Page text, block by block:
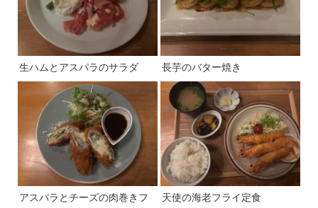
生ハムとアスパラのサラダ 長芋のバター焼き
アスパラとチーズの肉巻きフ
天使の海老フライ定食